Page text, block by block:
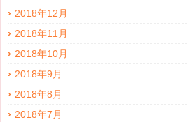
2018年12月
2018年11月
2018年10月
2018年9月
2018年8月
2018年7月